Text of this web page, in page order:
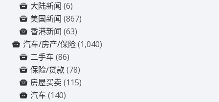
大陆新闻 (6)
美国新闻 (867)
香港新闻 (63)
汽车/房产/保险(1,040)
二手车 (86)
保险/贷款(78)
房屋买卖 (115)
汽车 (140)